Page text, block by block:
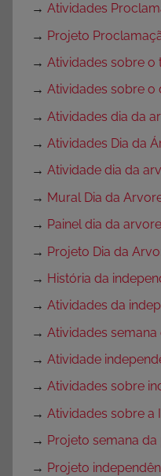
→ Atividades
→ Projeto
→ Atividades sobre o
→ Atividades sobre o
→ Atividades dia da
→ Atividades Dia da
→ Atividade dia da
→ Mural Dia da
→ Painel dia da arvore
→ Projeto Dia da
→ História da
→ Atividades da
→ Atividades semana
→ Atividade
→ Atividades sobre
→ Atividades sobre a
→ Projeto semana da
→ Projeto